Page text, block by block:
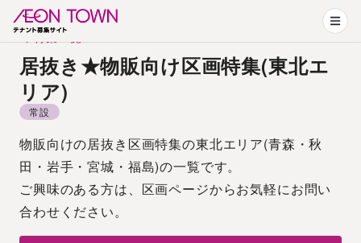
特集一覧
居抜き★物販向け区画特集(東北エ
リア)
常設
物販向けの居抜き区画特集の東北エリア(青森・秋
田・岩手・宮城・福島)の一覧です。
ご興味のある方は、区画ページからお気軽にお問い
合わせください。